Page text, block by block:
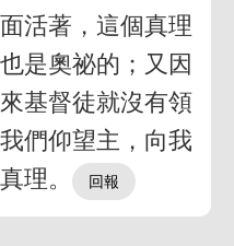
活著，這個真理
是奧祕的；又因
基督徒就沒有領
們仰望主，向我
理。